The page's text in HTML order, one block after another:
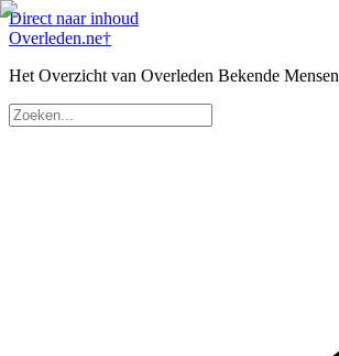
Direct naar inhoud
Overleden.ne†
Het Overzicht van Overleden Bekende Mensen